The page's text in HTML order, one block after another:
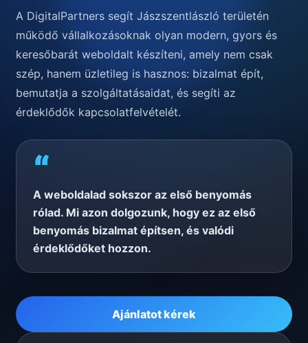
A DigitalPartners segít Jászszentlászló területén
működő vállalkozásoknak olyan modern, gyors és
keresőbarát weboldalt készíteni, amely nem csak
szép, hanem üzletileg is hasznos: bizalmat épít,
bemutatja a szolgáltatásaidat, és segíti az
érdeklődők kapcsolatfelvételét.
“
A weboldalad sokszor az első benyomás
rólad. Mi azon dolgozunk, hogy ez az első
benyomás bizalmat építsen, és valódi
érdeklődőket hozzon.
Ajánlatot kérek